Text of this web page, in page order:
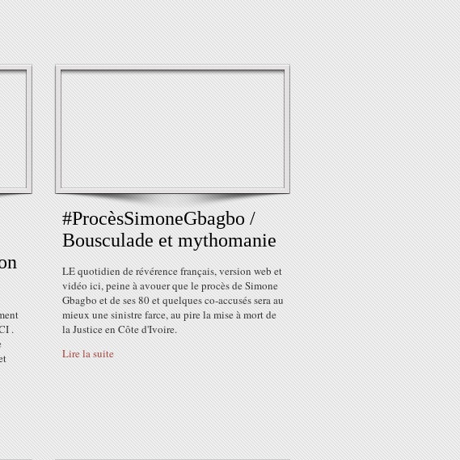
.
#ProcèsSimoneGbagbo /
Bousculade et mythomanie
LE quotidien de révérence français, version web et
vidéo ici, peine à avouer que le procès de Simone
Gbagbo et de ses 80 et quelques co-accusés sera au
mieux une sinistre farce, au pire la mise à mort de
la Justice en Côte d'Ivoire.
Lire la suite